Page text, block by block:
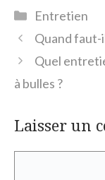
Catégories
Entretien
Quand faut-
Quel
à bulles ?
Laisser un